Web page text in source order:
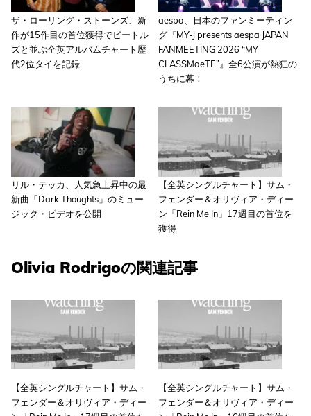
ザ・ローリング・ストーンズ、新
作が15作目の首位獲得でビートル
ズと並ぶ全英アルバムチャート歴
代2位タイを記録
aespa、日本のファンミーティン
グ『MY-J presents aespa JAPAN
FANMEETING 2026 “MY
CLASSMaeTE”』全6公演が熱狂の
うちに幕！
リル・テッカ、人気急上昇中の最
新曲「Dark Thoughts」のミュー
ジック・ビデオを公開
【全英シングルチャート】サム・
フェンダー＆オリヴィア・ディー
ン「Rein Me In」17週目の首位を
獲得
Olivia Rodrigoの関連記事
【全英シングルチャート】サム・
フェンダー＆オリヴィア・ディー
【全英シングルチャート】サム・
フェンダー＆オリヴィア・ディー